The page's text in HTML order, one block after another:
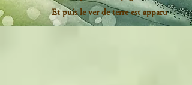
Et puis le ver de terre est apparu